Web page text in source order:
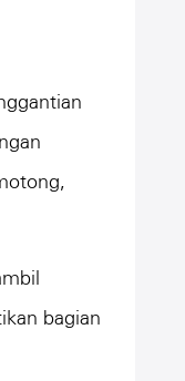
bagian